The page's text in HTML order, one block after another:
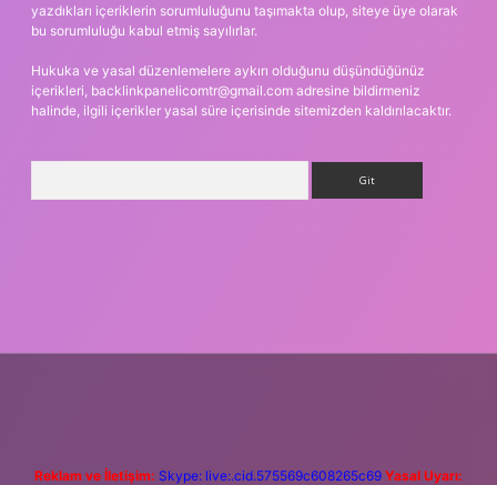
yazdıkları içeriklerin sorumluluğunu taşımakta olup, siteye üye olarak
bu sorumluluğu kabul etmiş sayılırlar.
Hukuka ve yasal düzenlemelere aykırı olduğunu düşündüğünüz
içerikleri, backlinkpanelicomtr@gmail.com adresine bildirmeniz
halinde, ilgili içerikler yasal süre içerisinde sitemizden kaldırılacaktır.
Reklam ve İletişim: Skype: live:.cid.575569c608265c69 Yasal Uyarı: